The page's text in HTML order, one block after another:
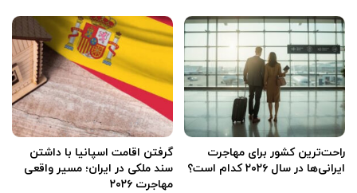
راحت‌ترین کشور برای مهاجرت
ایرانی‌ها در سال ۲۰۲۶ کدام است؟
گرفتن اقامت اسپانیا با داشتن
سند ملکی در ایران؛ مسیر واقعی
مهاجرت ۲۰۲۶